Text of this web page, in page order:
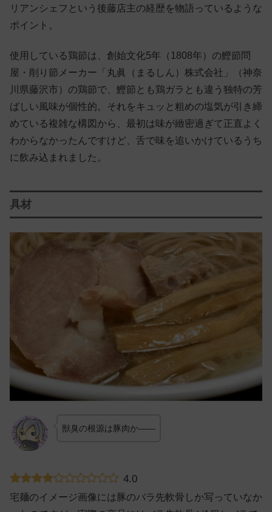
リアンシェフという後藤店主の経歴を物語っているような
ポイント。
使用している鶏節は、創始文化5年（1808年）の鰹節問
屋・削り節メーカー「丸眞（まるしん）株式会社」（神奈
川県藤沢市）の鶏節で、鰹節とも鶏ガラとも違う独特の芳
ばしい風味が個性的。それをキュッと粗めの塩気が引き締
めている複雑な構図から、最初は味が緻密過ぎて正直よく
わからなかったんですけど、舌で味を追いかけているうち
に飲み込まれました。
具材
獣臭の根源は豚肉か——
4.0
宅麺のイメージ画像には豚のバラ先軟骨しか写っていなか